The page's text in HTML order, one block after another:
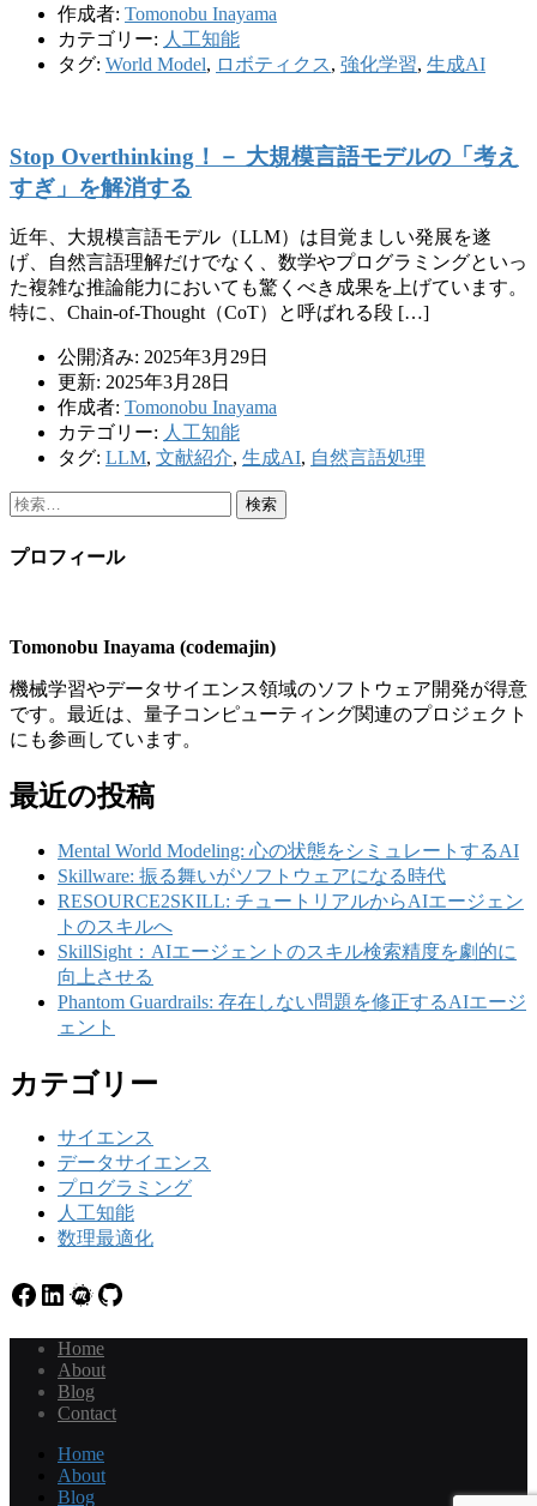
作成者: Tomonobu Inayama
カテゴリー: 人工知能
タグ: World Model, ロボティクス, 強化学習, 生成AI
Stop Overthinking！－ 大規模言語モデルの「考え
すぎ」を解消する
近年、大規模言語モデル（LLM）は目覚ましい発展を遂
げ、自然言語理解だけでなく、数学やプログラミングといっ
た複雑な推論能力においても驚くべき成果を上げています。
特に、Chain-of-Thought（CoT）と呼ばれる段 […]
公開済み: 2025年3月29日
更新: 2025年3月28日
作成者: Tomonobu Inayama
カテゴリー: 人工知能
タグ: LLM, 文献紹介, 生成AI, 自然言語処理
検
プロフィール
Tomonobu Inayama (codemajin)
機械学習やデータサイエンス領域のソフトウェア開発が得意
です。最近は、量子コンピューティング関連のプロジェクト
にも参画しています。
最近の投稿
Mental World Modeling: 心の状態をシミュレートするAI
Skillware: 振る舞いがソフトウェアになる時代
RESOURCE2SKILL: チュートリアルからAIエージェン
トのスキルへ
SkillSight：AIエージェントのスキル検索精度を劇的に
向上させる
Phantom Guardrails: 存在しない問題を修正するAIエージ
ェント
カテゴリー
サイエンス
データサイエンス
プログラミング
人工知能
数理最適化
Facebook
LinkedIn
Meetup
GitHub
Home
About
Blog
Contact
Home
About
Blog